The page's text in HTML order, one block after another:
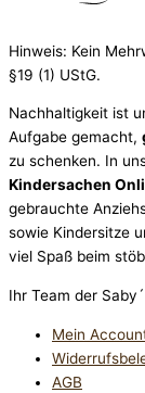
Hinweis: Kein
§19 (1) UStG.
Nachhaltigkeit ist
Aufgabe gemacht,
zu schenken. In
Kindersachen
gebrauchte
sowie Kindersitze
viel Spaß beim
Ihr Team der
Mein
AGB